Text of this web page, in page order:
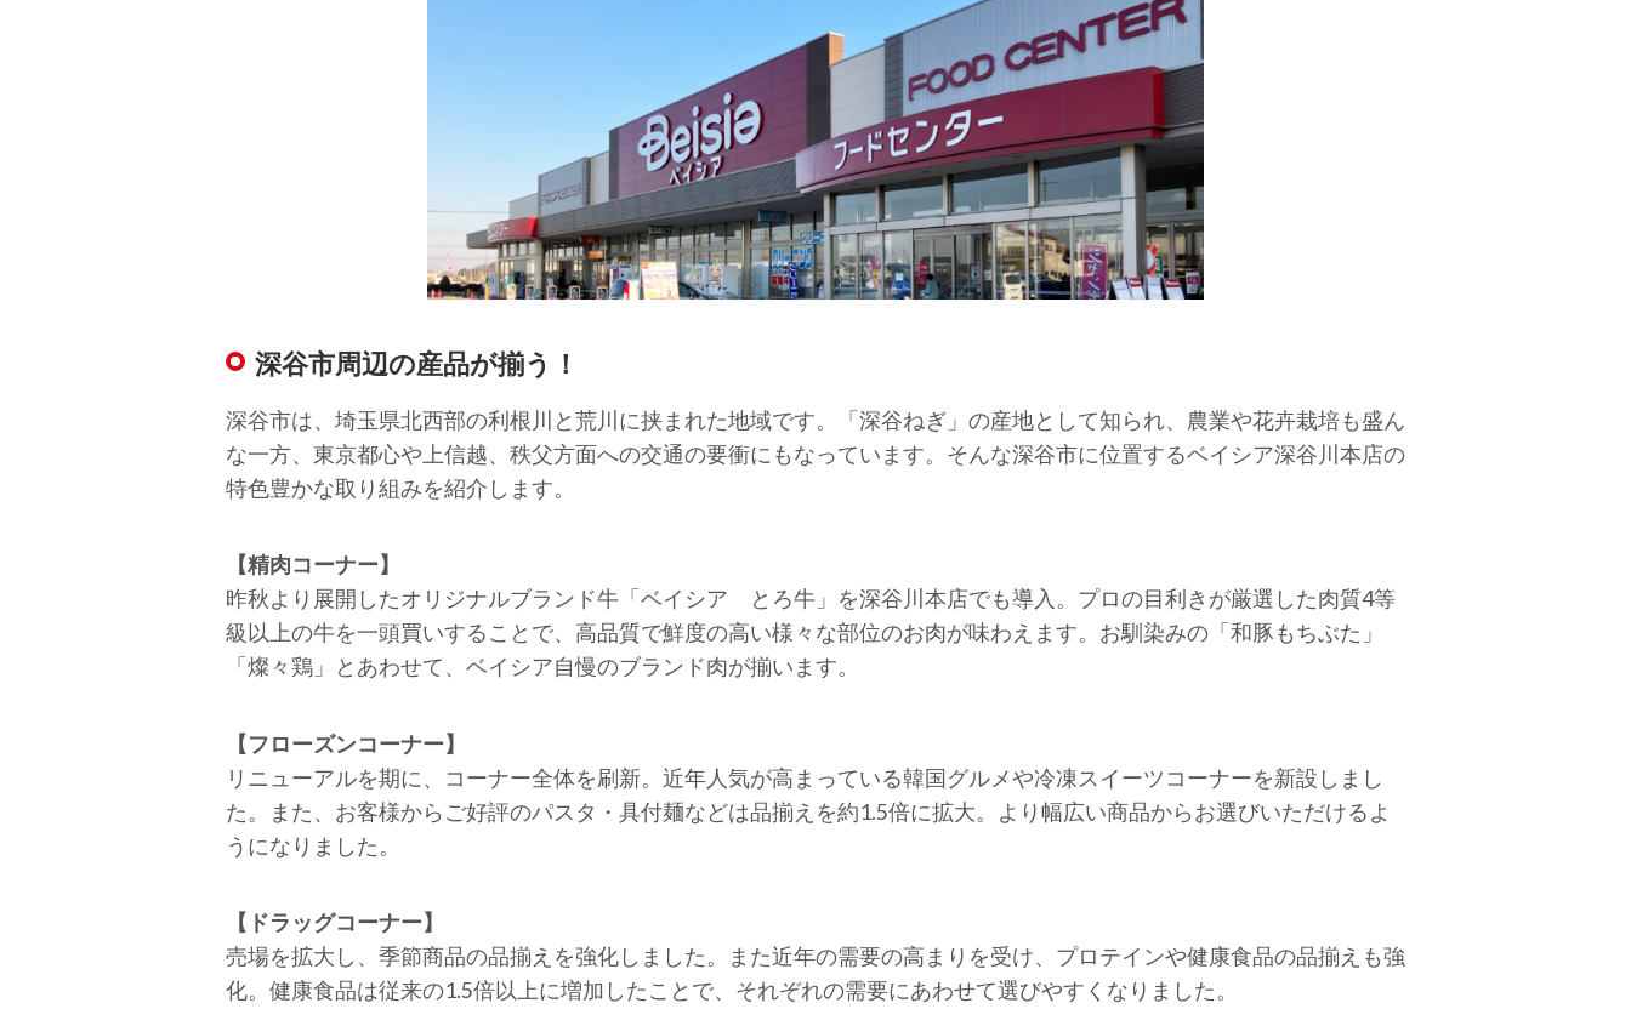
深谷市周辺の産品が揃う！
深谷市は、埼玉県北西部の利根川と荒川に挟まれた地域です。「深谷ねぎ」の産地として知られ、農業や花卉栽培も盛ん
な一方、東京都心や上信越、秩父方面への交通の要衝にもなっています。そんな深谷市に位置するベイシア深谷川本店の
特色豊かな取り組みを紹介します。
【精肉コーナー】
昨秋より展開したオリジナルブランド牛「ベイシア とろ牛」を深谷川本店でも導入。プロの目利きが厳選した肉質4等
級以上の牛を一頭買いすることで、高品質で鮮度の高い様々な部位のお肉が味わえます。お馴染みの「和豚もちぶた」
「燦々鶏」とあわせて、ベイシア自慢のブランド肉が揃います。
【フローズンコーナー】
リニューアルを期に、コーナー全体を刷新。近年人気が高まっている韓国グルメや冷凍スイーツコーナーを新設しまし
た。また、お客様からご好評のパスタ・具付麺などは品揃えを約1.5倍に拡大。より幅広い商品からお選びいただけるよ
うになりました。
【ドラッグコーナー】
売場を拡大し、季節商品の品揃えを強化しました。また近年の需要の高まりを受け、プロテインや健康食品の品揃えも強
化。健康食品は従来の1.5倍以上に増加したことで、それぞれの需要にあわせて選びやすくなりました。